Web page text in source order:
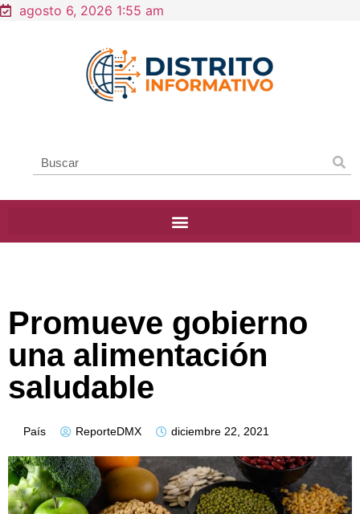
agosto 6, 2026 1:55 am
Promueve gobierno
una alimentación
saludable
País ReporteDMX diciembre 22, 2021